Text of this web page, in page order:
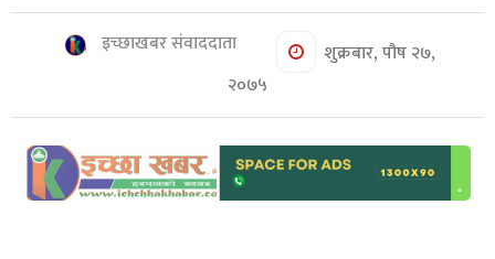
शिक्षा/
स्वास्थ्य
रोचक
खबर
इच्छाखबर संवाददाता
शुक्रबार, पौष २७,
२०७५